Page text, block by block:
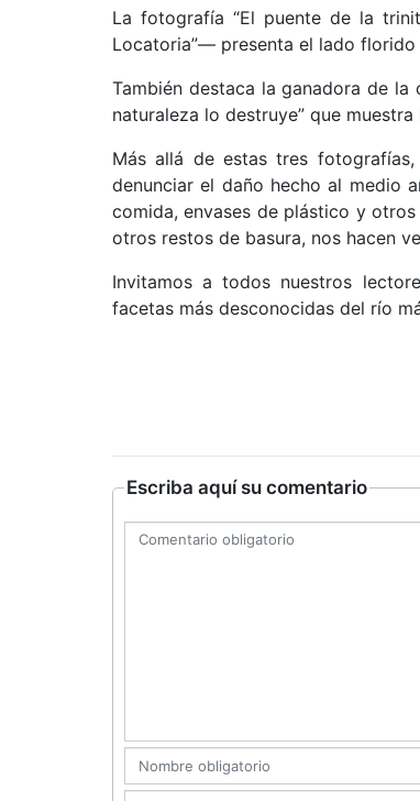
La fotografía “El puente de la
Locatoria”–– presenta el lado
También destaca la ganadora de la
naturaleza lo destruye” que
Más allá de estas tres
denunciar el daño hecho al medio
comida, envases de plástico y
otros restos de basura, nos hacen
Invitamos a todos nuestros
facetas más desconocidas del río
Escriba aquí su comentario